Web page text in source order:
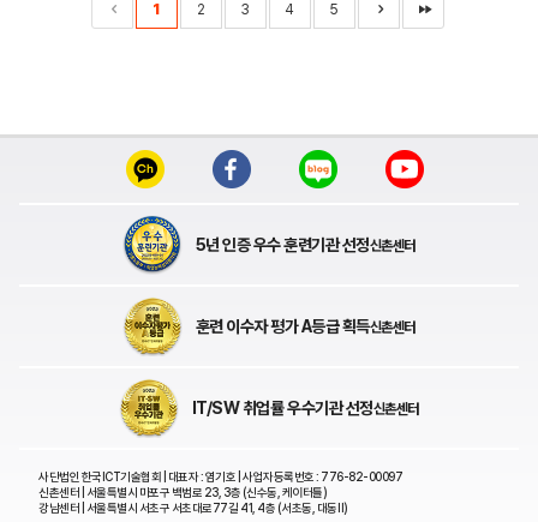
1 2 3 4 5
5년 인증 우수 훈련기관 선정신촌센터
훈련 이수자 평가 A등급 획득신촌센터
IT/SW 취업률 우수기관 선정신촌센터
사단법인 한국ICT기술협회 | 대표자 : 염기호 | 사업자등록번호 : 776-82-00097
신촌센터 | 서울특별시 마포구 백범로 23, 3층 (신수동, 케이터틀)
강남센터 | 서울특별시 서초구 서초대로77길 41, 4층 (서초동, 대동Ⅱ)